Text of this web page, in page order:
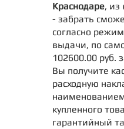
Краснодаре, из
- забрать
согласно
выдачи, по
102600.00 руб.
Вы получите
расходную
купленного
гарантийный